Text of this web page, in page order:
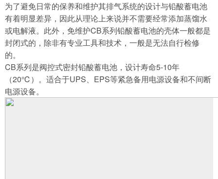
为了避免日常的保养和维护其排气系统的设计与铅酸蓄电池
有着明显差异，因此从理论上来说并不需要经常添加蒸馏水
或电解液。此外，免维护CB系列铅酸蓄电池的壳体一般都是
封闭式的，除非有专业工具和技术，一般是无法自行检修
的。
CB系列是阀控式密封铅酸蓄电池，设计寿命5-10年
（20℃）。适合于UPS、EPS等紧急备用电源设备和不间断
电源设备。